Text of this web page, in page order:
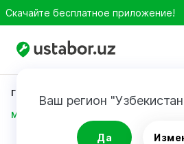
Скачайте бесплатное приложение!
Ваш регион
Да
Главная